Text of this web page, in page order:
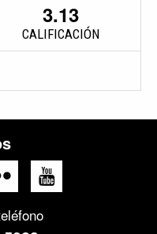
3.13
CALIFICACIÓN